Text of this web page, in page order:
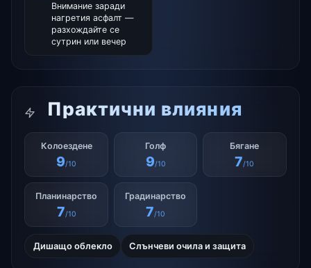
Внимание заради
нагретия асфалт —
разхождайте се
сутрин или вечер
Практични влияния
Колоездене
9/10
Голф
9/10
Бягане
7/10
Планинарство
7/10
Градинарство
7/10
Дишащо облекло Слънчеви очила и защита